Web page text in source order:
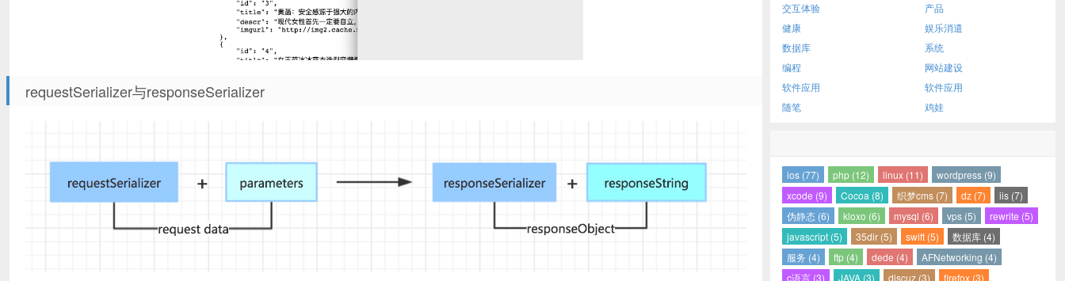
requestSerializer与responseSerializer
交互体验
产品
健康
娱乐消遣
数据库
系统
编程
网站建设
软件应用
软件应用
随笔
鸡娃
ios (77) php (12) linux (11)
wordpress (9)
xcode (9)
Cocoa (8) 织梦cms (7) dz (7)
iis (7)
伪静态 (6)
kloxo (6) mysql (6) vps (5)
rewrite (5)
javascript (5)
35dir (5) swift (5)
数据库 (4)
服务 (4)
ftp (4) dede (4)
AFNetworking (4)
c语言 (3)
JAVA (3) discuz (3)
firefox (3)